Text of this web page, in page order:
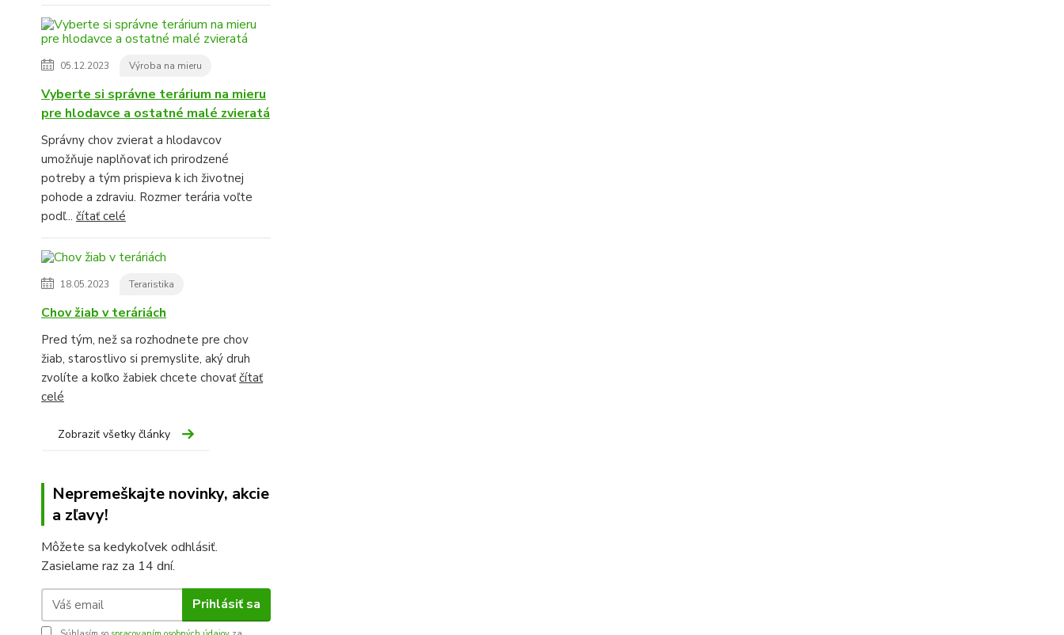
05.12.2023 Výroba na mieru
Vyberte si správne terárium na mieru
pre hlodavce a ostatné malé zvieratá
Správny chov zvierat a hlodavcov
umožňuje naplňovať ich prirodzené
potreby a tým prispieva k ich životnej
pohode a zdraviu. Rozmer terária voľte
podľ... čítať celé
18.05.2023 Teraristika
Chov žiab v teráriách
Pred tým, než sa rozhodnete pre chov
žiab, starostlivo si premyslite, aký druh
zvolíte a koľko žabiek chcete chovaťčítať
celé
Zobraziť všetky články
Nepremeškajte novinky, akcie
a zľavy!
Môžete sa kedykoľvek odhlásiť.
Zasielame raz za 14 dní.
Prihlásiť sa